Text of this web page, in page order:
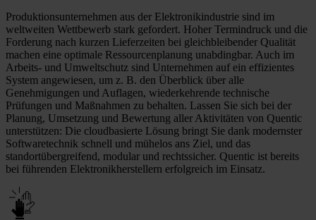
Produktionsunternehmen aus der Elektronikindustrie sind im
weltweiten Wettbewerb stark gefordert. Hoher Termindruck und die
Forderung nach kurzen Lieferzeiten bei gleichbleibender Qualität
machen eine optimale Ressourcenplanung unabdingbar. Auch im
Arbeits- und Umweltschutz sind Unternehmen auf ein effizientes
System angewiesen, um z. B. den Überblick über alle
Genehmigungen und Auflagen, wiederkehrende technische
Prüfungen und Maßnahmen zu behalten. Lassen Sie sich bei der
Planung, Umsetzung und Bewertung aller Aktivitäten von Quentic
unterstützen: Die cloudbasierte Lösung bringt Sie dank modernster
Softwaretechnik schnell und mühelos ans Ziel, und das
standortübergreifend, modular und rechtssicher. Quentic ist bereits
bei führenden Elektronikherstellern erfolgreich im Einsatz.